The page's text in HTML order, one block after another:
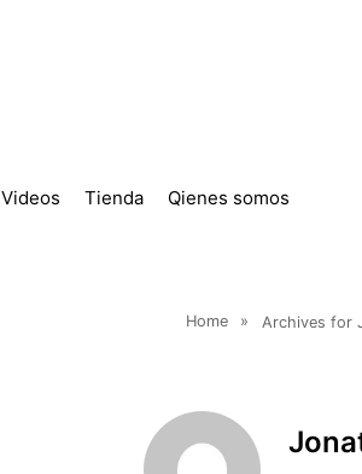
Videos Tienda Qienes somos
Home » Archives for